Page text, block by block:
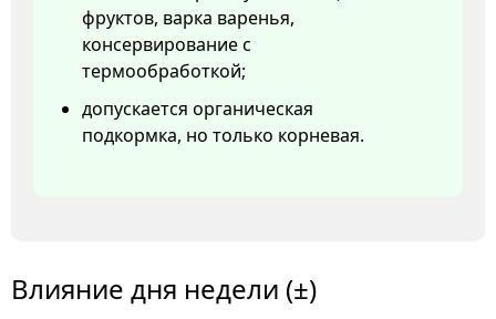
фруктов, варка варенья,
консервирование с
термообработкой;
допускается органическая
подкормка, но только корневая.
Влияние дня недели (±)